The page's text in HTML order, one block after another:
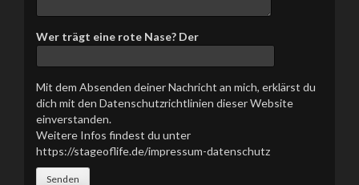
Wer trägt eine rote Nase? Der
Mit dem Absenden deiner Nachricht an mich, erklärst du
dich mit den Datenschutzrichtlinien dieser Website
einverstanden.
Weitere Infos findest du unter
https://stageoflife.de/impressum-datenschutz